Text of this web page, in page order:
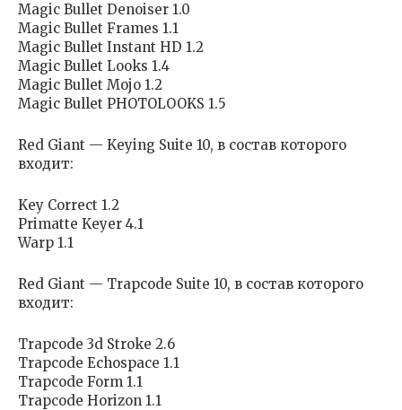
Magic Bullet Denoiser 1.0
Magic Bullet Frames 1.1
Magic Bullet Instant HD 1.2
Magic Bullet Looks 1.4
Magic Bullet Mojo 1.2
Magic Bullet PHOTOLOOKS 1.5
Red Giant — Keying Suite 10, в состав которого
входит:
Key Correct 1.2
Primatte Keyer 4.1
Warp 1.1
Red Giant — Trapcode Suite 10, в состав которого
входит:
Trapcode 3d Stroke 2.6
Trapcode Echospace 1.1
Trapcode Form 1.1
Trapcode Horizon 1.1